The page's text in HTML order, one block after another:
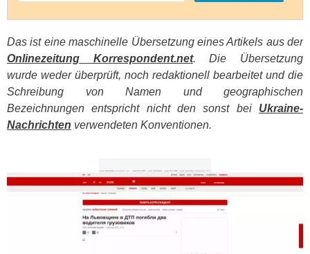
Das ist eine maschinelle Übersetzung eines Artikels aus der
Onlinezeitung Korrespondent.net. Die Übersetzung
wurde weder überprüft, noch redaktionell bearbeitet und die
Schreibung von Namen und geographischen
Bezeichnungen entspricht nicht den sonst bei Ukraine-
Nachrichten verwendeten Konventionen.